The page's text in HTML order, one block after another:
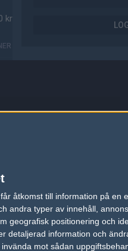
åtkomst till information på en
andra typer av innehåll,
geografisk positionering och
detaljerad information och
mot sådan
–
för